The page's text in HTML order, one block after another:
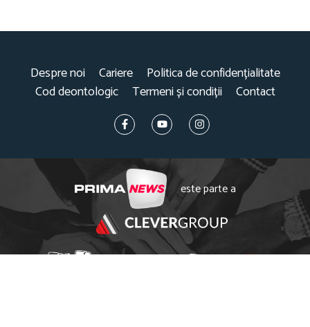
Despre noi Cariere
Politica de confidențialitate
Cod deontologic
Termeni și condiții Contact
este parte a